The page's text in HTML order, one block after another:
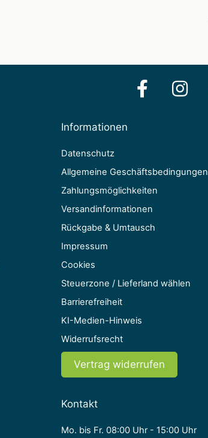
Informationen
Datenschutz
Allgemeine Geschäftsbedingungen
Zahlungsmöglichkeiten
Versandinformationen
Rückgabe & Umtausch
Impressum
Cookies
Steuerzone / Lieferland wählen
Barrierefreiheit
KI-Medien-Hinweis
Widerrufsrecht
Vertrag widerrufen
Kontakt
Mo. bis Fr. 08:00 Uhr - 15:00 Uhr